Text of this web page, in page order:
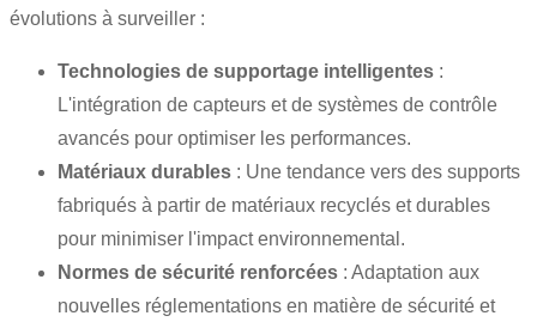
évolutions à surveiller :
Technologies de supportage intelligentes :
L'intégration de capteurs et de systèmes de contrôle
avancés pour optimiser les performances.
Matériaux durables : Une tendance vers des supports
fabriqués à partir de matériaux recyclés et durables
pour minimiser l'impact environnemental.
Normes de sécurité renforcées : Adaptation aux
nouvelles réglementations en matière de sécurité et